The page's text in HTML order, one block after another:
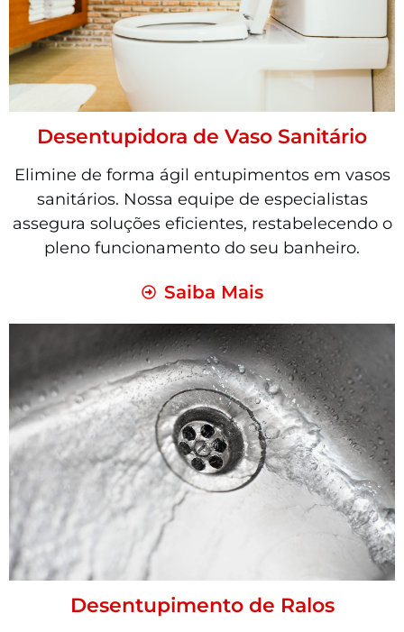
Desentupidora de Vaso Sanitário
Elimine de forma ágil entupimentos em vasos
sanitários. Nossa equipe de especialistas
assegura soluções eficientes, restabelecendo o
pleno funcionamento do seu banheiro.
Saiba Mais
Desentupimento de Ralos